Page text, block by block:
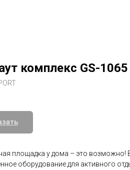
комплекс GS-1065
площадка у дома – это возможно!
оборудование для активного